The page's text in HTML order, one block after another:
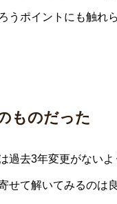
うポイントにも触れ
ものだった
過去3年変更がない
せて解いてみるのは